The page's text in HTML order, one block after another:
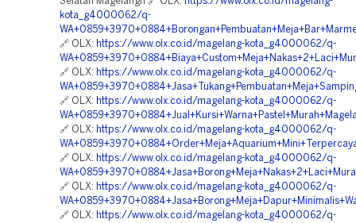
kota_g4000062/q-
🔗 OLX: https://www.olx.co.id/magelang-kota_g4000062/q-
🔗 OLX: https://www.olx.co.id/magelang-kota_g4000062/q-
🔗 OLX: https://www.olx.co.id/magelang-kota_g4000062/q-
🔗 OLX: https://www.olx.co.id/magelang-kota_g4000062/q-
🔗 OLX: https://www.olx.co.id/magelang-kota_g4000062/q-
🔗 OLX: https://www.olx.co.id/magelang-kota_g4000062/q-
🔗 OLX: https://www.olx.co.id/magelang-kota_g4000062/q-